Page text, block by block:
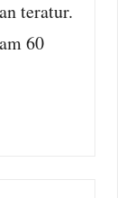
teratur.
60